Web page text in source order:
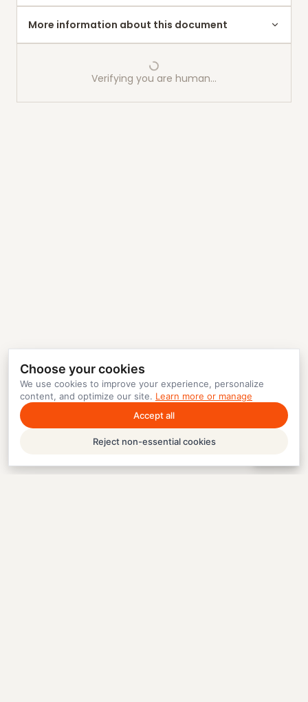
More information about this document
Verifying you are human…
Choose your cookies
We use cookies to improve your experience, personalize
content, and optimize our site. Learn more or manage
Accept all
Reject non-essential cookies